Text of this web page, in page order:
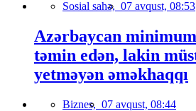
Sosial sahə, 07 avqust, 08:53
Azərbaycan
təmin edən, lakin
yetməyən əməkhaqqı
Biznes, 07 avqust, 08:44